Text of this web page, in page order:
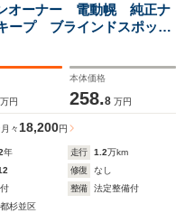
オーナー 電動幌 純正ナ
プ ブラインドスポッ
ンサー 純正アルミ
万円
本体価格
258.8 万円
月々 18,200円
年 走行 1.2万km
修復
なし
整備
法定整備付
杉並区